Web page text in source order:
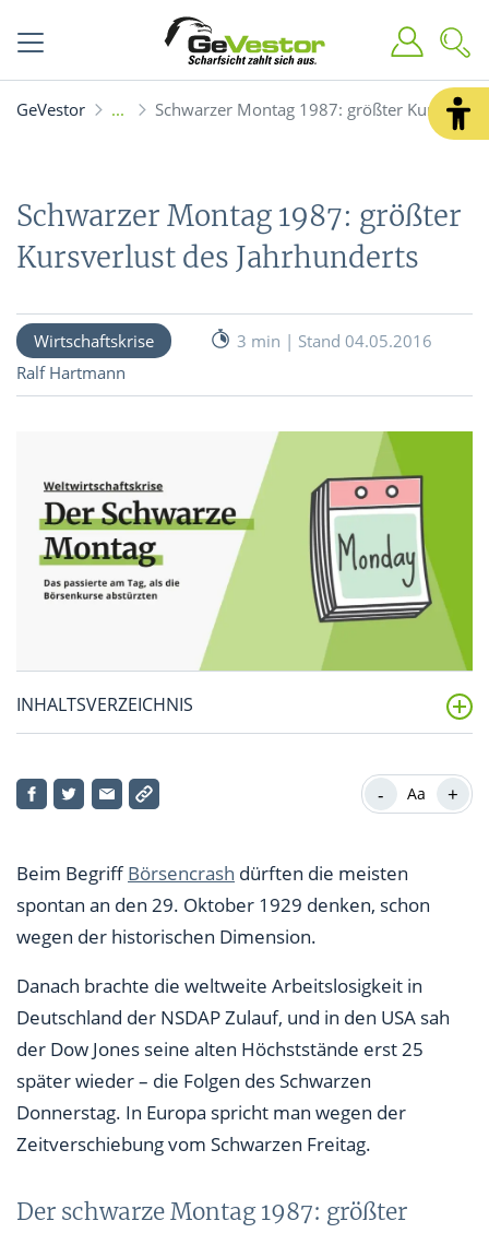
GeVestor Schwarzer Montag 1987: größter
Schwarzer Montag 1987: größter
Kursverlust des Jahrhunderts
Wirtschaftskrise
3 min | Stand 04.05.2016
Ralf Hartmann
INHALTSVERZEICHNIS
Jahrhunderts
Nicht der letzte Börsencrash
- Aa +
Beim BegriffBörsencrash dürften die meisten
spontan an den 29. Oktober 1929 denken, schon
wegen der historischen Dimension.
Danach brachte die weltweite Arbeitslosigkeit in
Deutschland der NSDAP Zulauf, und in den USA sah
der Dow Jones seine alten Höchststände erst 25
später wieder – die Folgen des Schwarzen
Donnerstag. In Europa spricht man wegen der
Zeitverschiebung vom Schwarzen Freitag.
Der schwarze Montag 1987: größter